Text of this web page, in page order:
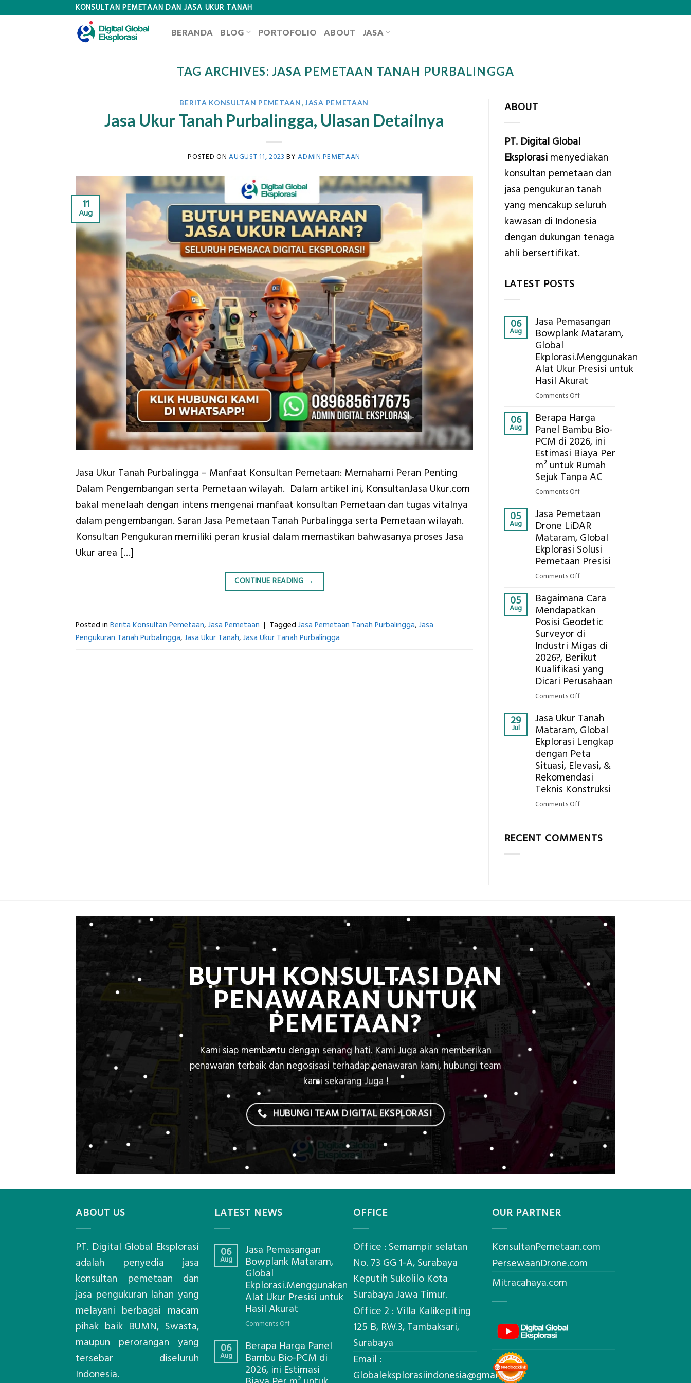
KONSULTAN PEMETAAN DAN JASA UKUR TANAH
BERANDA BLOG PORTOFOLIO ABOUT JASA
TAG ARCHIVES: JASA PEMETAAN TANAH PURBALINGGA
BERITA KONSULTAN PEMETAAN,JASA PEMETAAN
Jasa Ukur Tanah Purbalingga, Ulasan Detailnya
POSTED ONAUGUST 11, 2023 BYADMIN.PEMETAAN
11
Aug
Jasa Ukur Tanah Purbalingga – Manfaat Konsultan Pemetaan: Memahami Peran Penting
Dalam Pengembangan serta Pemetaan wilayah. Dalam artikel ini, KonsultanJasa Ukur.com
bakal menelaah dengan intens mengenai manfaat konsultan Pemetaan dan tugas vitalnya
dalam pengembangan. Saran Jasa Pemetaan Tanah Purbalingga serta Pemetaan wilayah.
Konsultan Pengukuran memiliki peran krusial dalam memastikan bahwasanya proses Jasa
Ukur area […]
CONTINUE READING →
Posted in Berita Konsultan Pemetaan, Jasa Pemetaan | Tagged Jasa Pemetaan Tanah Purbalingga, Jasa
Pengukuran Tanah Purbalingga, Jasa Ukur Tanah, Jasa Ukur Tanah Purbalingga
ABOUT
PT. Digital Global
Eksplorasimenyediakan
konsultan pemetaan dan
jasa pengukuran tanah
yang mencakup seluruh
kawasan di Indonesia
dengan dukungan tenaga
ahli bersertifikat.
LATEST POSTS
06
Aug
Jasa Pemasangan
Bowplank Mataram,
Global
Ekplorasi.Menggunakan
Alat Ukur Presisi untuk
Hasil Akurat
Comments Offon
Pemasangan
Bowplank
Mataram,
Global
Ekplorasi.Menggunakan
Alat
untuk
Hasil
Akurat
06
Aug
Berapa Harga
Panel Bambu Bio-
PCM di 2026, ini
Estimasi Biaya Per
m² untuk Rumah
Sejuk Tanpa AC
Comments Offon
Harga
Panel
Bambu
Bio-
PCM
Estimasi
Biaya
Per
m²
untuk
Rumah
Sejuk
Tanpa
AC
05
Aug
Jasa Pemetaan
Drone LiDAR
Mataram, Global
Ekplorasi Solusi
Pemetaan Presisi
Comments Offon
Pemetaan
Drone
LiDAR
Mataram,
Global
Ekplorasi
Solusi
Pemetaan
05
Aug
Bagaimana Cara
Mendapatkan
Posisi Geodetic
Surveyor di
Industri Migas di
2026?, Berikut
Kualifikasi yang
Dicari Perusahaan
Comments Offon
Cara
Mendapatkan
Posisi
Geodetic
Surveyor
di
Industri
Kualifikasi
29
Jul
Jasa Ukur Tanah
Mataram, Global
Ekplorasi Lengkap
dengan Peta
Situasi, Elevasi, &
Rekomendasi
Teknis Konstruksi
Comments Offon
Tanah
Situasi,
&
Rekomendasi
Konstruksi
RECENT COMMENTS
BUTUH KONSULTASI DAN
PENAWARAN UNTUK
PEMETAAN?
Kami siap membantu dengan senang hati. Kami Juga akan memberikan
penawaran terbaik dan negosisasi terhadap penawaran kami, hubungi team
kami sekarang Juga !
HUBUNGI TEAM DIGITAL EKSPLORASI
ABOUT US
PT. Digital Global Eksplorasi
adalah penyedia jasa
konsultan pemetaan dan
jasa pengukuran lahan yang
melayani berbagai macam
pihak baik BUMN, Swasta,
maupun perorangan yang
tersebar diseluruh
Indonesia.
LATEST NEWS
06
Aug
Jasa Pemasangan
Bowplank Mataram,
Global
Ekplorasi.Menggunakan
Alat Ukur Presisi untuk
Hasil Akurat
Comments Offon
Pemasangan
Bowplank
Mataram,
Global
06
Aug
Berapa Harga Panel
Bambu Bio-PCM di
2026, ini Estimasi
OFFICE
Office : Semampir selatan
No. 73 GG 1-A, Surabaya
Keputih Sukolilo Kota
Surabaya Jawa Timur.
Office 2 : Villa Kalikepiting
125 B, RW.3, Tambaksari,
Surabaya
Email :
Globaleksplorasiindonesia@gmail.com
OUR PARTNER
KonsultanPemetaan.com
PersewaanDrone.com
Mitracahaya.com